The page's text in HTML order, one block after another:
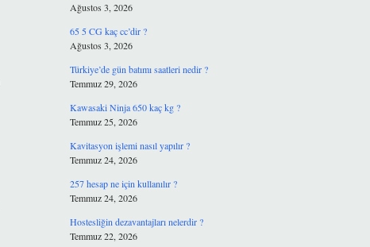
Ağustos 3, 2026
65 5 CG kaç cc’dir ?
Ağustos 3, 2026
Türkiye’de gün batımı saatleri nedir ?
Temmuz 29, 2026
Kawasaki Ninja 650 kaç kg ?
Temmuz 25, 2026
Kavitasyon işlemi nasıl yapılır ?
Temmuz 24, 2026
257 hesap ne için kullanılır ?
Temmuz 24, 2026
Hostesliğin dezavantajları nelerdir ?
Temmuz 22, 2026